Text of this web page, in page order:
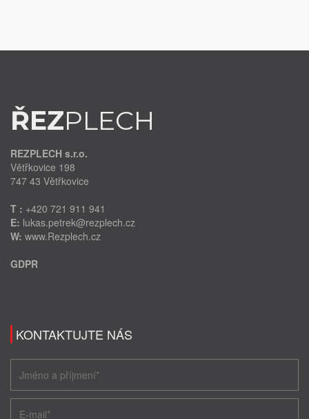
ŘEZPLECH
REZPLECH s.r.o.
Větřkovice 198
747 43 Větřkovice
T : +420 721 911 941
E: lukas.petrek@rezplech.cz
W: www.Rezplech.cz
GDPR
KONTAKTUJTE NÁS